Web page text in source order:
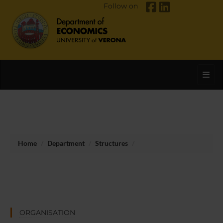
Follow on
Home Department Structures
ORGANISATION